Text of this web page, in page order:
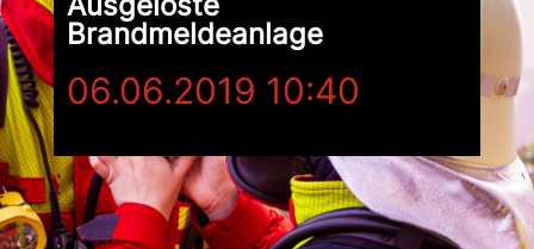
Brandmeldeanlage
06.06.2019 10:40